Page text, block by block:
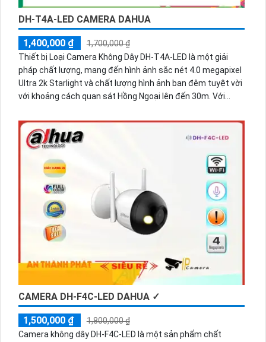
DH-T4A-LED CAMERA DAHUA
1,400,000 ₫
1,700,000 ₫
Thiết bị Loại Camera Không Dây DH-T4A-LED là một giải
pháp chất lượng, mang đến hình ảnh sắc nét 4.0 megapixel
Ultra 2k Starlight và chất lượng hình ảnh ban đêm tuyệt vời
với khoảng cách quan sát Hồng Ngoại lên đến 30m. Với
hợp cho các hệ thống giám sát gia đình. Nó cung cấp nền
tảng kết nối IP Wifi kỹ thuật số tiên tiến và tích hợp khả
năng Công Nghệ AI Chuyên dụng cao cấp.
CAMERA DH-F4C-LED DAHUA ✓
1,500,000 ₫
1,800,000 ₫
Camera không dây DH-F4C-LED là một sản phẩm chất